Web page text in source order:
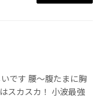
です 腰〜腹たまに胸
スカスカ！ 小波最強